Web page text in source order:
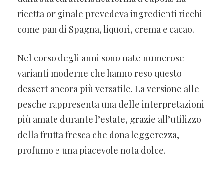
ricetta originale prevedeva ingredienti ricchi
come pan di Spagna, liquori, crema e cacao.
Nel corso degli anni sono nate numerose
varianti moderne che hanno reso questo
dessert ancora più versatile. La versione alle
pesche rappresenta una delle interpretazioni
più amate durante l’estate, grazie all’utilizzo
della frutta fresca che dona leggerezza,
profumo e una piacevole nota dolce.